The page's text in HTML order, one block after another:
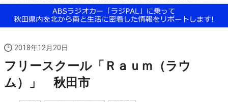
2018年12月20日
フリースクール「Ｒａｕｍ（ラウ
ム）」 秋田市